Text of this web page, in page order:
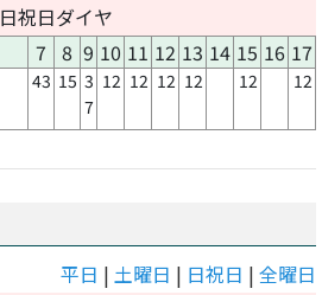
日祝日ダイヤ
7 8 9 10 11 12 13 14 15 16 17
43 15 3
7
12 12 12 12 12 12
平日 | 土曜日 | 日祝日 | 全曜日